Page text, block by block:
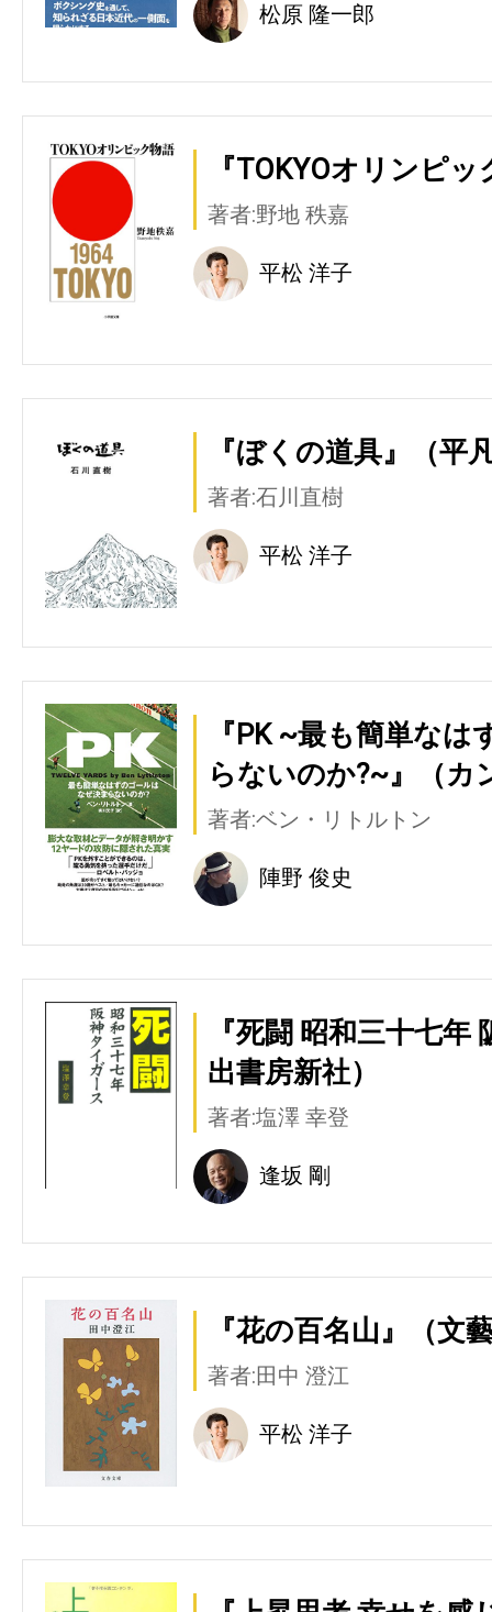
松原 隆一郎
『TOKYOオリンピ
著者:野地 秩嘉
平松 洋子
『ぼくの道具』（平
著者:石川直樹
平松 洋子
『PK ~最も簡単な
らないのか?~』（カ
著者:ベン・リトルトン
陣野 俊史
『死闘 昭和三十七
出書房新社）
著者:塩澤 幸登
逢坂 剛
『花の百名山』（文
著者:田中 澄江
平松 洋子